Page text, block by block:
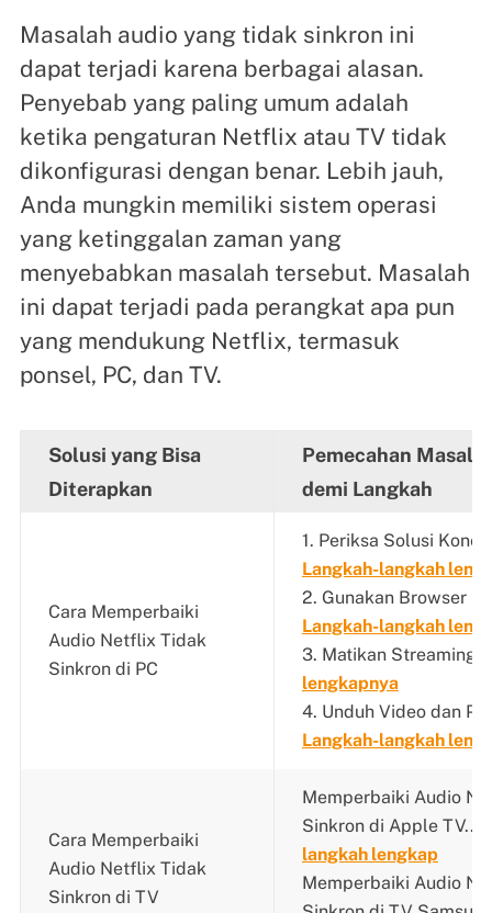
Masalah audio yang tidak sinkron ini
dapat terjadi karena berbagai alasan.
Penyebab yang paling umum adalah
ketika pengaturan Netflix atau TV tidak
dikonfigurasi dengan benar. Lebih jauh,
Anda mungkin memiliki sistem operasi
yang ketinggalan zaman yang
menyebabkan masalah tersebut. Masalah
ini dapat terjadi pada perangkat apa pun
yang mendukung Netflix, termasuk
ponsel, PC, dan TV.
Solusi yang Bisa
Diterapkan
Pemecahan
demi Langkah
Cara Memperbaiki
Audio Netflix Tidak
Sinkron di PC
1. Periksa Solusi
Langkah-langkah
2. Gunakan Browser
Langkah-langkah
3. Matikan Streaming
lengkapnya
4. Unduh Video dan
Langkah-langkah
Cara Memperbaiki
Audio Netflix Tidak
Sinkron di TV
Memperbaiki Audio
Sinkron di Apple TV...
langkah lengkap
Memperbaiki Audio